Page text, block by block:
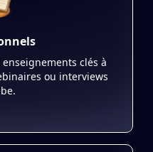
clés à
ou interviews